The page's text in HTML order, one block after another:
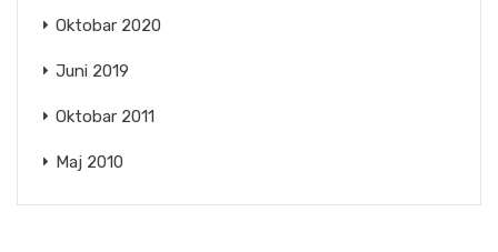
Oktobar 2020
Juni 2019
Oktobar 2011
Maj 2010